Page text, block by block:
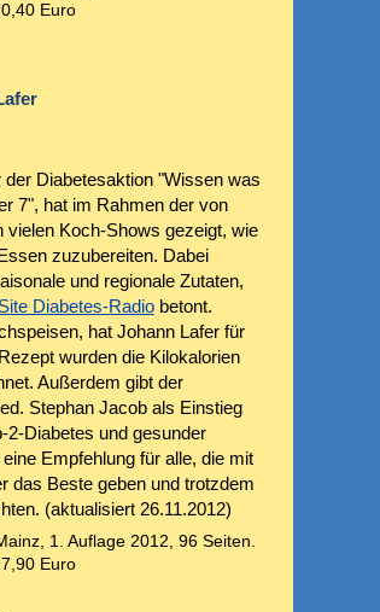
Euro
Diabetesaktion "Wissen was
7", hat im Rahmen der von
vielen Koch-Shows gezeigt, wie
zuzubereiten. Dabei
und regionale Zutaten,
Diabetes-Radiobetont.
hat Johann Lafer für
wurden die Kilokalorien
Außerdem gibt der
Stephan Jacob als Einstieg
Diabetes und gesunder
Empfehlung für alle, die mit
das Beste geben und trotzdem
(aktualisiert 26.11.2012)
1. Auflage 2012, 96 Seiten.
Euro